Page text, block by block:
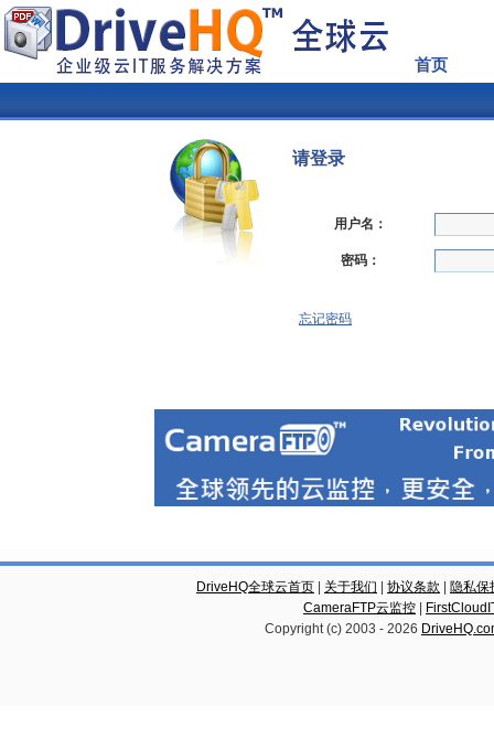
首页
请登录
用户名：
密码：
忘记密码
DriveHQ全球云首页 关于我们 协议条款
隐私保
CameraFTP云监控
Copyright (c) 2003 - 2026